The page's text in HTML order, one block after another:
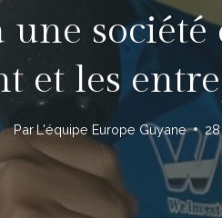
et les
ParL'équipe Europe Guyane